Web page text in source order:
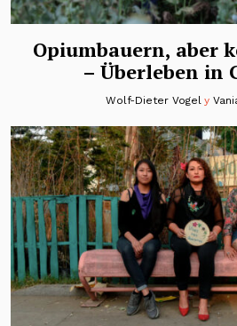
Opiumbauern, aber
– Überleben in
Wolf-Dieter Vogel y